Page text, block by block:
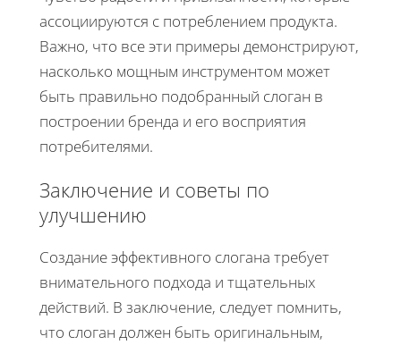
ассоциируются с потреблением продукта.
Важно, что все эти примеры демонстрируют,
насколько мощным инструментом может
быть правильно подобранный слоган в
построении бренда и его восприятия
потребителями.
Заключение и советы по
улучшению
Создание эффективного слогана требует
внимательного подхода и тщательных
действий. В заключение, следует помнить,
что слоган должен быть оригинальным,